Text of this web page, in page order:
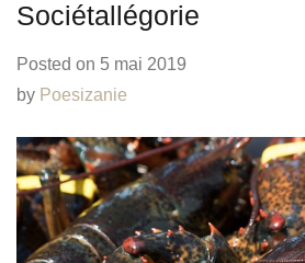
Sociétallégorie
Posted on 5 mai 2019
by Poesizanie